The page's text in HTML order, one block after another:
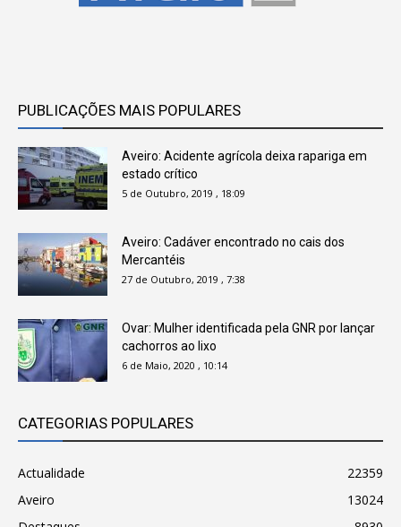
PUBLICAÇÕES MAIS POPULARES
Aveiro: Acidente agrícola deixa rapariga em
estado crítico
5 de Outubro, 2019 , 18:09
Aveiro: Cadáver encontrado no cais dos
Mercantéis
27 de Outubro, 2019 , 7:38
Ovar: Mulher identificada pela GNR por lançar
cachorros ao lixo
6 de Maio, 2020 , 10:14
CATEGORIAS POPULARES
Actualidade
22359
Aveiro
13024